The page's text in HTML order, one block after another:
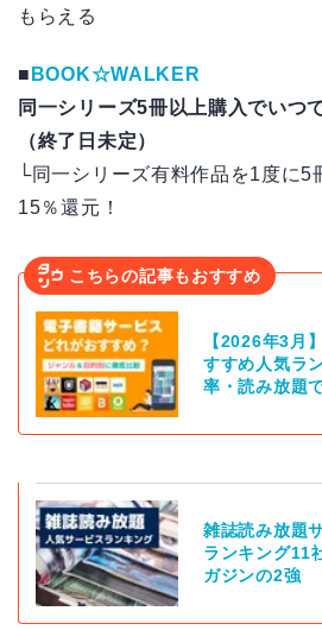
もらえる
■ BOOK☆WALKER
同一シリーズ5冊以上購入でいつ
（終了日未定）
└同一シリーズ有料作品を1度に5
15％還元！
こちらの記事もおすすめ
【2026年3月
すすめ人気ラ
率・読み放題
雑誌読み放題
ランキング11
ガジンの2強